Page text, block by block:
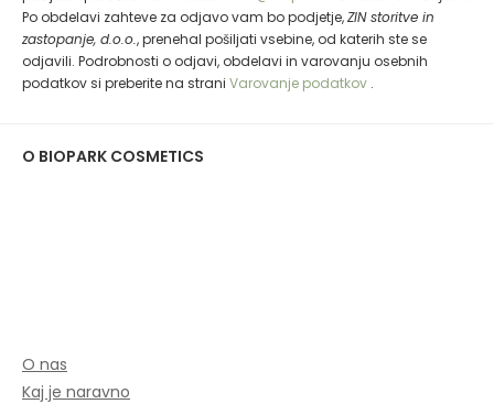
Po obdelavi zahteve za odjavo vam bo podjetje,ZIN storitve in
zastopanje, d.o.o., prenehal pošiljati vsebine, od katerih ste se
odjavili. Podrobnosti o odjavi, obdelavi in varovanju osebnih
podatkov si preberite na strani Varovanje podatkov .
O BIOPARK COSMETICS
O nas
Kaj je naravno